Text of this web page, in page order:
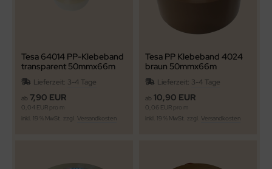
Tesa 64014 PP-Klebeband
transparent 50mmx66m
Lieferzeit: 3-4 Tage
ab 7,90 EUR
0,04 EUR pro m
inkl. 19 % MwSt. zzgl. Versandkosten
Tesa PP Klebeband 4024
braun 50mmx66m
Lieferzeit: 3-4 Tage
ab 10,90 EUR
0,06 EUR pro m
inkl. 19 % MwSt. zzgl. Versandkosten